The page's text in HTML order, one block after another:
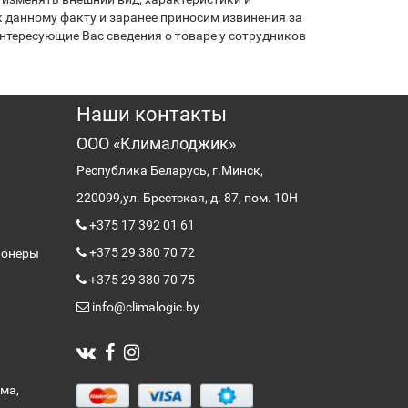
факту и заранее приносим извинения за
Вас сведения о товаре у сотрудников
Наши контакты
ООО «Клималоджик»
Республика Беларусь, г.Минск,
220099,ул. Брестская, д. 87, пом. 10Н
+375 17 392 01 61
+375 29 380 70 72
+375 29 380 70 75
info@climalogic.by